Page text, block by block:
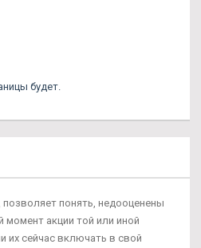
будет.
понять, недооценены
акции той или иной
их сейчас включать в свой